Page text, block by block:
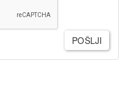
POŠLJI